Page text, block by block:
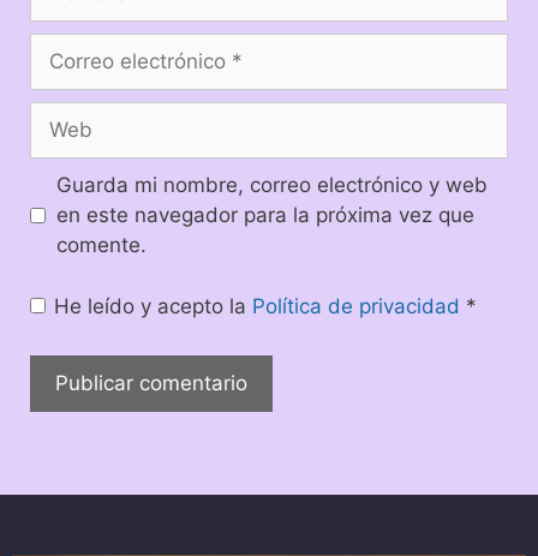
Guarda mi nombre, correo electrónico y web
en este navegador para la próxima vez que
comente.
He leído y acepto la Política de privacidad *